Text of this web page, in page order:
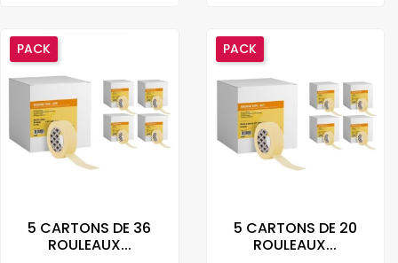
5 CARTONS DE 36
ROULEAUX...
PACK
5 CARTONS DE 20
ROULEAUX...
PACK